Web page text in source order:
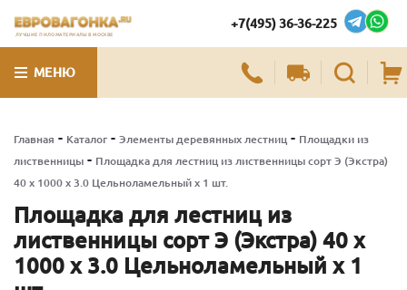
ЛУЧШИЕ ПИЛОМАТЕРИАЛЫ В МОСКВЕ
+7(495) 36-36-225
МЕНЮ
Главная - Каталог - Элементы деревянных лестниц - Площадки из
лиственницы - Площадка для лестниц из лиственницы сорт Э (Экстра)
40 x 1000 x 3.0 Цельноламельный x 1 шт.
Площадка для лестниц из
лиственницы сорт Э (Экстра) 40 x
1000 x 3.0 Цельноламельный x 1